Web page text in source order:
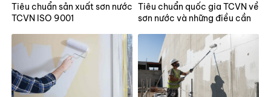
Tiêu chuẩn sản xuất sơn nước
TCVN ISO 9001
Tiêu chuẩn quốc gia TCVN về
sơn nước và những điều cần